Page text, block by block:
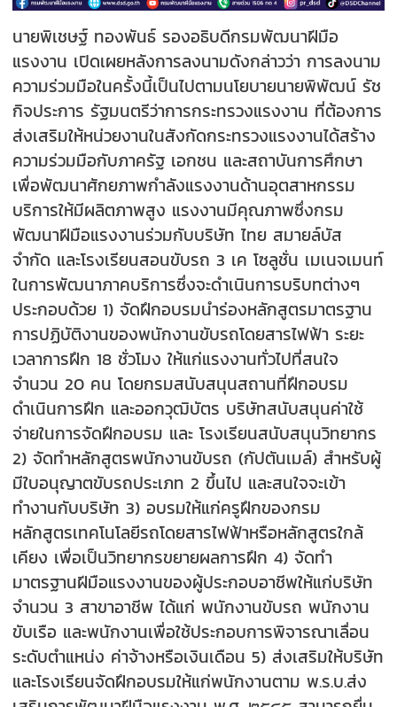
นายพิเชษฐ์ ทองพันธ์ รองอธิบดีกรมพัฒนาฝีมือ
แรงงาน เปิดเผยหลังการลงนามดังกล่าวว่า การลงนาม
ความร่วมมือในครั้งนี้เป็นไปตามนโยบายนายพิพัฒน์ รัช
กิจประการ รัฐมนตรีว่าการกระทรวงแรงงาน ที่ต้องการ
ส่งเสริมให้หน่วยงานในสังกัดกระทรวงแรงงานได้สร้าง
ความร่วมมือกับภาครัฐ เอกชน และสถาบันการศึกษา
เพื่อพัฒนาศักยภาพกำลังแรงงานด้านอุตสาหกรรม
บริการให้มีผลิตภาพสูง แรงงานมีคุณภาพซึ่งกรม
พัฒนาฝีมือแรงงานร่วมกับบริษัท ไทย สมายล์บัส
จำกัด และโรงเรียนสอนขับรถ 3 เค โซลูชั่น เมเนจเมนท์
ในการพัฒนาภาคบริการซึ่งจะดำเนินการบริบทต่างๆ
ประกอบด้วย 1) จัดฝึกอบรมนำร่องหลักสูตรมาตรฐาน
การปฏิบัติงานของพนักงานขับรถโดยสารไฟฟ้า ระยะ
เวลาการฝึก 18 ชั่วโมง ให้แก่แรงงานทั่วไปที่สนใจ
จำนวน 20 คน โดยกรมสนับสนุนสถานที่ฝึกอบรม
ดำเนินการฝึก และออกวุฒิบัตร บริษัทสนับสนุนค่าใช้
จ่ายในการจัดฝึกอบรม และ โรงเรียนสนับสนุนวิทยากร
2) จัดทำหลักสูตรพนักงานขับรถ (กัปตันเมล์) สำหรับผู้
มีใบอนุญาตขับรถประเภท 2 ขึ้นไป และสนใจจะเข้า
ทำงานกับบริษัท 3) อบรมให้แก่ครูฝึกของกรม
หลักสูตรเทคโนโลยีรถโดยสารไฟฟ้าหรือหลักสูตรใกล้
เคียง เพื่อเป็นวิทยากรขยายผลการฝึก 4) จัดทำ
มาตรฐานฝีมือแรงงานของผู้ประกอบอาชีพให้แก่บริษัท
จำนวน 3 สาขาอาชีพ ได้แก่ พนักงานขับรถ พนักงาน
ขับเรือ และพนักงานเพื่อใช้ประกอบการพิจารณาเลื่อน
ระดับตำแหน่ง ค่าจ้างหรือเงินเดือน 5) ส่งเสริมให้บริษัท
และโรงเรียนจัดฝึกอบรมให้แก่พนักงานตาม พ.ร.บ.ส่ง